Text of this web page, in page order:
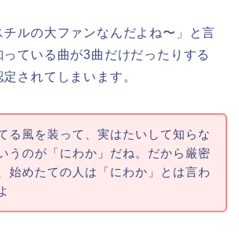
ルの大ファンなんだよね〜」と言
っている曲が3曲だけだったりする
されてしまいます。
る風を装って、実はたいして知らな
うのが「にわか」だね。だから厳密
始めたての人は「にわか」とは言わ